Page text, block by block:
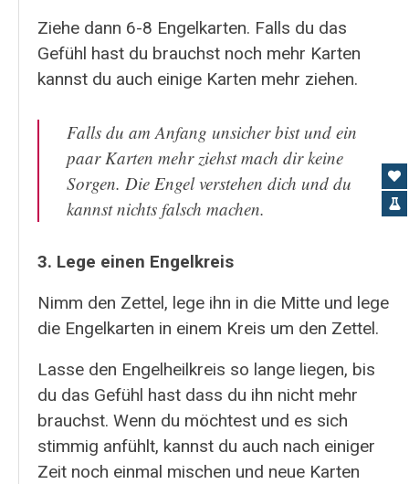
Ziehe dann 6-8 Engelkarten. Falls du das
Gefühl hast du brauchst noch mehr Karten
kannst du auch einige Karten mehr ziehen.
Falls du am Anfang unsicher bist und ein
paar Karten mehr ziehst mach dir keine
Sorgen. Die Engel verstehen dich und du
kannst nichts falsch machen.
3. Lege einen Engelkreis
Nimm den Zettel, lege ihn in die Mitte und lege
die Engelkarten in einem Kreis um den Zettel.
Lasse den Engelheilkreis so lange liegen, bis
du das Gefühl hast dass du ihn nicht mehr
brauchst. Wenn du möchtest und es sich
stimmig anfühlt, kannst du auch nach einiger
Zeit noch einmal mischen und neue Karten